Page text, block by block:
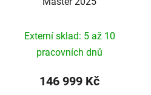
Externí sklad: 5 až 10
pracovních dnů
146 999 Kč